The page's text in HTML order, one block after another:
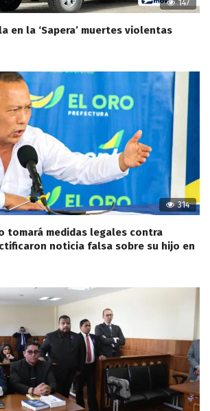
147
en la ‘Sapera’ muertes violentas
314
tomará medidas legales contra
noticia falsa sobre su hijo en